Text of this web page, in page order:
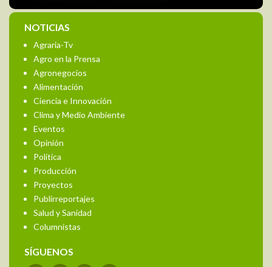
NOTICIAS
Agraria-Tv
Agro en la Prensa
Agronegocios
Alimentación
Ciencia e Innovación
Clima y Medio Ambiente
Eventos
Opinión
Política
Producción
Proyectos
Publirreportajes
Salud y Sanidad
Columnistas
SÍGUENOS